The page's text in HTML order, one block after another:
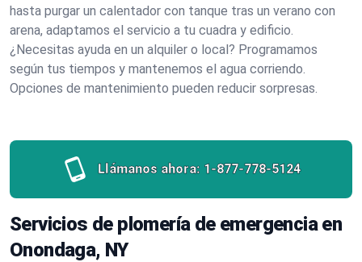
hasta purgar un calentador con tanque tras un verano con
arena, adaptamos el servicio a tu cuadra y edificio.
¿Necesitas ayuda en un alquiler o local? Programamos
según tus tiempos y mantenemos el agua corriendo.
Opciones de mantenimiento pueden reducir sorpresas.
Llámanos ahora: 1-877-778-5124
Servicios de plomería de emergencia en
Onondaga, NY